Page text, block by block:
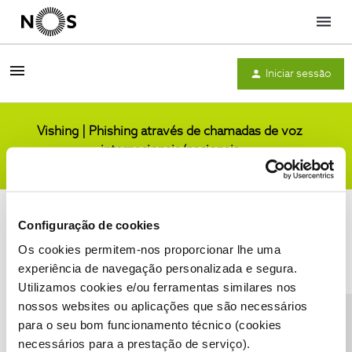
Configuração de cookies
Os cookies permitem-nos proporcionar lhe uma
experiência de navegação personalizada e segura.
Utilizamos cookies e/ou ferramentas similares nos
nossos websites ou aplicações que são necessários
para o seu bom funcionamento técnico (cookies
necessários para a prestação de serviço).
Menu
Iniciar sessão
Vishing | Phishing através de chamadas de voz
internacionais/nacionais
Condições do Fórum NOS Accessibility statement